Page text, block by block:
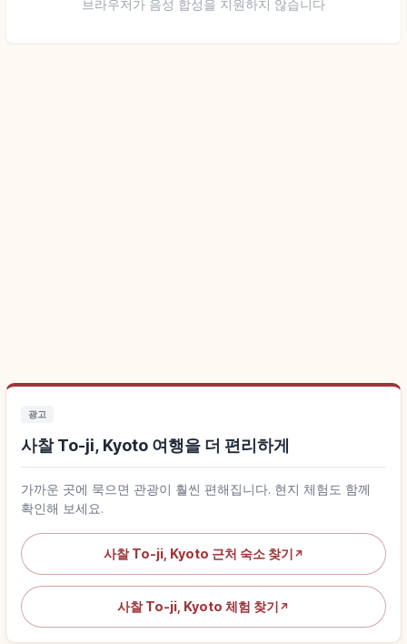
브라우저가 음성 합성을 지원하지 않습니다
광고
사찰 To-ji, Kyoto 여행을 더 편리하게
가까운 곳에 묵으면 관광이 훨씬 편해집니다. 현지 체험도 함께
확인해 보세요.
사찰 To-ji, Kyoto 근처 숙소 찾기 ↗
사찰 To-ji, Kyoto 체험 찾기 ↗